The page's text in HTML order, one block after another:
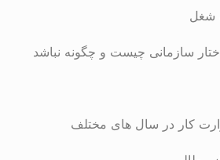
چیست و چگونه نباشد
سال های مختلف